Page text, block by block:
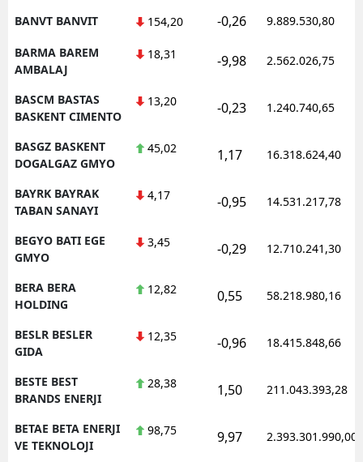
BANVT BANVIT 154,20 -0,26 9.889.530,80
BARMA BAREM
AMBALAJ
18,31 -9,98 2.562.026,75
BASCM BASTAS
BASKENT CIMENTO
13,20 -0,23 1.240.740,65
BASGZ BASKENT
DOGALGAZ GMYO
45,02 1,17 16.318.624,40
BAYRK BAYRAK
TABAN SANAYI
4,17 -0,95 14.531.217,78
BEGYO BATI EGE
GMYO
3,45 -0,29 12.710.241,30
BERA BERA
HOLDING
12,82 0,55 58.218.980,16
BESLR BESLER
GIDA
12,35 -0,96 18.415.848,66
BESTE BEST
BRANDS ENERJI
28,38 1,50 211.043.393,28
BETAE BETA ENERJI
VE TEKNOLOJI
98,75 9,97 2.393.301.990,00